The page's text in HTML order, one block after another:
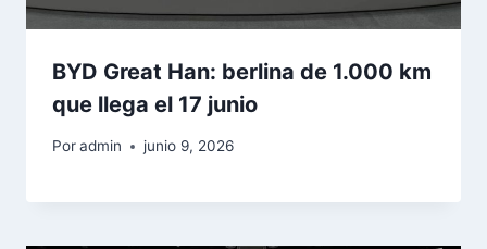
BYD Great Han: berlina de 1.000 km
que llega el 17 junio
Poradmin junio 9, 2026